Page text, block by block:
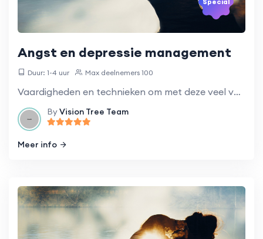
Angst en depressie management
Duur: 1-4 uur Max deelnemers 100
Vaardigheden en technieken om met deze veel voorkomende geestelijke gezondheidsproblemen om te gaan.
ByVision Tree Team
Meer info